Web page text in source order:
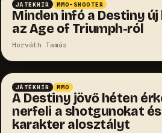
JÁTÉKHÍR MMO-SHOOTER
Minden infó a Destiny
az Age of Triumph-ról
Horváth Tamás
JÁTÉKHÍR MMO
A Destiny jövő héten
nerfeli a shotgunokat
karakter alosztályt